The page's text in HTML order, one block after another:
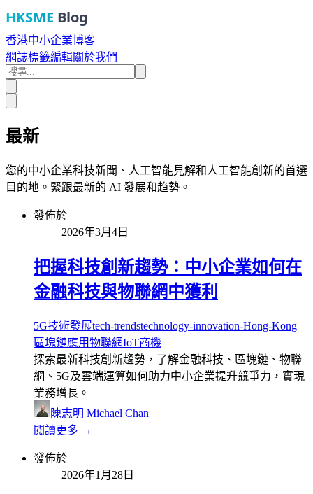
HKSME Blog
香港中小企業博客
網誌標籤編輯關於我們
最新
您的中小企業科技新聞、人工智能見解和人工智能創新的首選
目的地。緊跟最新的 AI 發展和趋勢。
發佈於
2026年3月4日
把握科技創新趨勢：中小企業如何在
金融科技與物聯網中獲利
5G技術發展tech-trendstechnology-innovation-Hong-Kong
區塊鏈應用物聯網IoT商機
探索最新科技創新趨勢，了解金融科技、區塊鏈、物聯
網、5G及雲端運算如何助力中小企業提升競爭力，實現
業務增長。
陳志明 Michael Chan
閱讀更多 →
發佈於
2026年1月28日